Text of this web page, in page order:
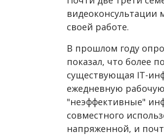
видеоконсультации
своей работе.
В прошлом году
показал, что более
существующая IT-
ежедневную рабочую
"неэффективные"
совместного
напряженной, и